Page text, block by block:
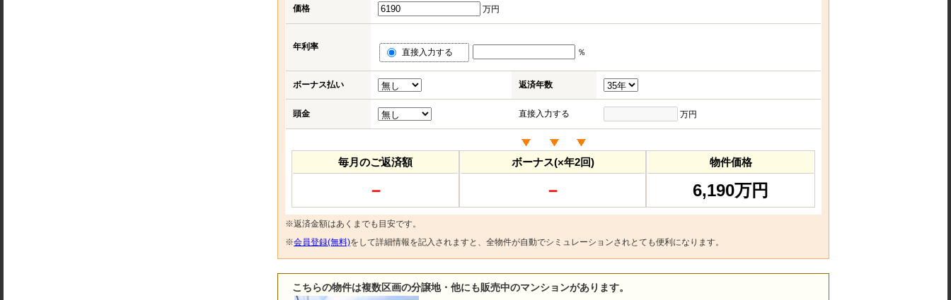
価格 万円
年利率
直接入力する ％
ボーナス払い 返済年数
頭金 直接入力する 万円
毎月のご返済額
－
ボーナス(×年2回)
－
物件価格
6,190万円
※返済金額はあくまでも目安です。
※会員登録(無料)をして詳細情報を記入されますと、全物件が自動でシミュレーションされとても便利になります。
こちらの物件は複数区画の分譲地・他にも販売中のマンションがあります。